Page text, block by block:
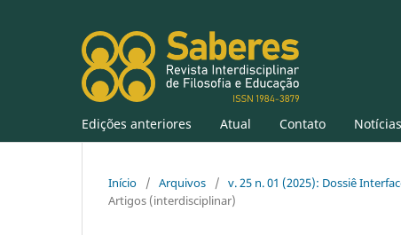
Edições anteriores Atual Contato Notícias
Início / Arquivos / v. 25 n. 01 (2025): Dossiê
Artigos (interdisciplinar)